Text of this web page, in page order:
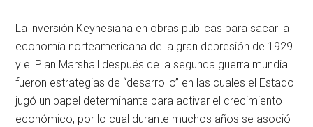
La inversión Keynesiana en obras públicas para sacar la
economía norteamericana de la gran depresión de 1929
y el Plan Marshall después de la segunda guerra mundial
fueron estrategias de “desarrollo” en las cuales el Estado
jugó un papel determinante para activar el crecimiento
económico, por lo cual durante muchos años se asoció